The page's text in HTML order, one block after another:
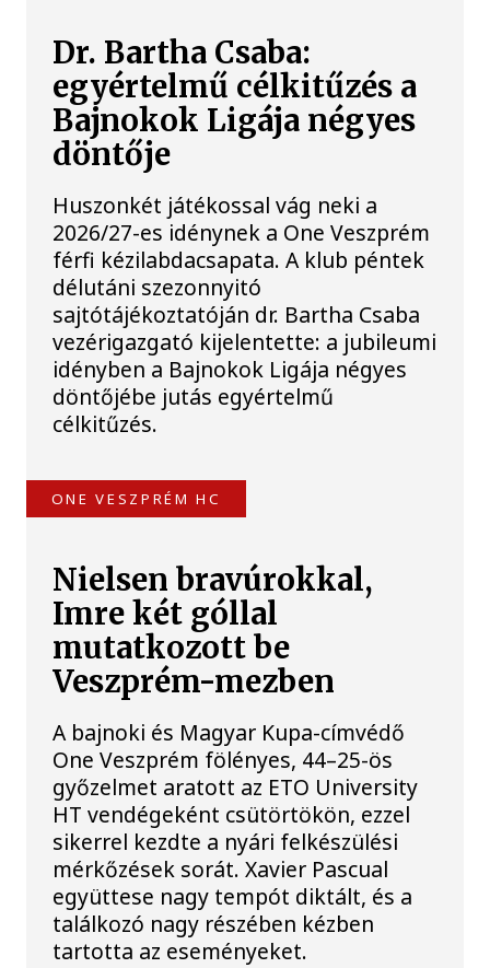
Dr. Bartha Csaba:
egyértelmű célkitűzés a
Bajnokok Ligája négyes
döntője
Huszonkét játékossal vág neki a
2026/27-es idénynek a One Veszprém
férfi kézilabdacsapata. A klub péntek
délutáni szezonnyitó
sajtótájékoztatóján dr. Bartha Csaba
vezérigazgató kijelentette: a jubileumi
idényben a Bajnokok Ligája négyes
döntőjébe jutás egyértelmű
célkitűzés.
ONE VESZPRÉM HC
Nielsen bravúrokkal,
Imre két góllal
mutatkozott be
Veszprém-mezben
A bajnoki és Magyar Kupa-címvédő
One Veszprém fölényes, 44–25-ös
győzelmet aratott az ETO University
HT vendégeként csütörtökön, ezzel
sikerrel kezdte a nyári felkészülési
mérkőzések sorát. Xavier Pascual
együttese nagy tempót diktált, és a
találkozó nagy részében kézben
tartotta az eseményeket.